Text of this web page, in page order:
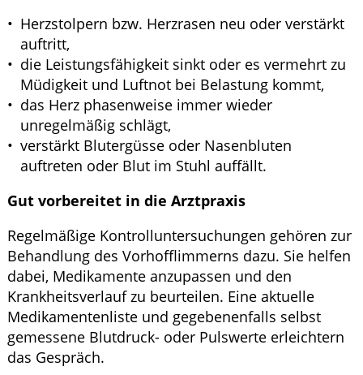
Herzstolpern bzw. Herzrasen neu oder verstärkt
auftritt,
die Leistungsfähigkeit sinkt oder es vermehrt zu
Müdigkeit und Luftnot bei Belastung kommt,
das Herz phasenweise immer wieder
unregelmäßig schlägt,
verstärkt Blutergüsse oder Nasenbluten
auftreten oder Blut im Stuhl auffällt.
Gut vorbereitet in die Arztpraxis
Regelmäßige Kontrolluntersuchungen gehören zur
Behandlung des Vorhofflimmerns dazu. Sie helfen
dabei, Medikamente anzupassen und den
Krankheitsverlauf zu beurteilen. Eine aktuelle
Medikamentenliste und gegebenenfalls selbst
gemessene Blutdruck- oder Pulswerte erleichtern
das Gespräch.